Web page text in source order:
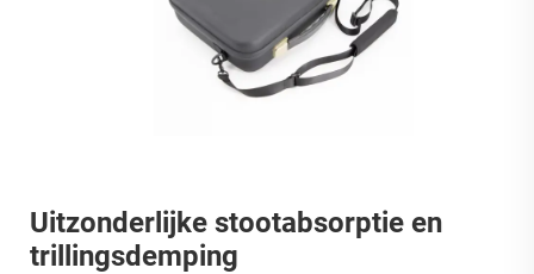
Uitzonderlijke stootabsorptie en
trillingsdemping